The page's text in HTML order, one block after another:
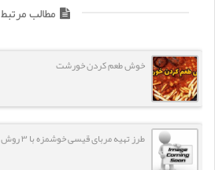
مطالب مرتبط
خوش طعم کردن خورشت
طرز تهیه مربای قیسی خوشمزه با ۳ روش مختلف